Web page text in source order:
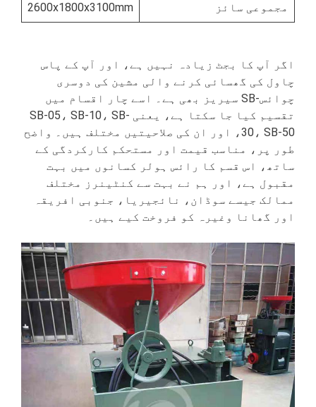
مجموعی سائز 2600x1800x3100mm
اگر آپ کا بجٹ زیادہ نہیں ہے، اور آپ کے پاس
چاول کی گھسائی کرنے والی مشین کی دوسری
چوائس-SB سیریز بھی ہے۔ اسے چار اقسام میں
تقسیم کیا جا سکتا ہے، یعنی SB-05، SB-10، SB-
30، SB-50، اور ان کی صلاحیتیں مختلف ہیں۔ واضح
طور پر، مناسب قیمت اور مستحکم کارکردگی کے
ساتھ، اس قسم کا رائس ہولر کسانوں میں بہت
مقبول ہے، اور ہم نے بہت سے کنٹینرز مختلف
ممالک جیسے سوڈان، نائجیریا، جنوبی افریقہ
اور گھانا وغیرہ کو فروخت کیے ہیں۔